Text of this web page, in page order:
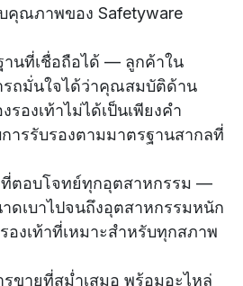
คุณภาพของ Safetyware
านที่เชื่อถือได้ — ลูกค้าใน
รถมั่นใจได้ว่าคุณสมบัติด้าน
องเท้าไม่ได้เป็นเพียงคำ
รรับรองตามมาตรฐานสากลที่
ตอบโจทย์ทุกอุตสาหกรรม —
ดเบาไปจนถึงอุตสาหกรรมหนัก
องเท้าที่เหมาะสำหรับทุกสภาพ
รขายที่สม่ำเสมอ พร้อมอะไหล่